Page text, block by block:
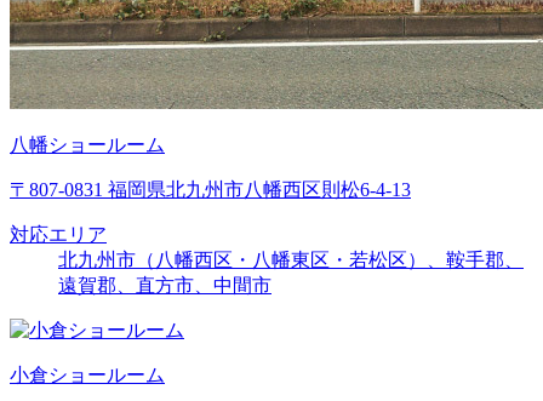
八幡ショールーム
〒807-0831 福岡県北九州市八幡西区則松6-4-13
対応エリア
北九州市（八幡西区・八幡東区・若松区）、鞍手郡、
遠賀郡、直方市、中間市
小倉ショールーム